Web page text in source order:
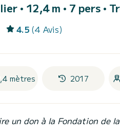
• 12,4 m • 7 pers •
4.5 (4 Avis)
mètres 2017
un don à la Fondation de